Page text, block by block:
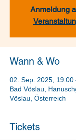
Anmeldung
Wann & Wo
02. Sep. 2025, 19:00
Bad Vöslau,
Vöslau, Österreich
Tickets